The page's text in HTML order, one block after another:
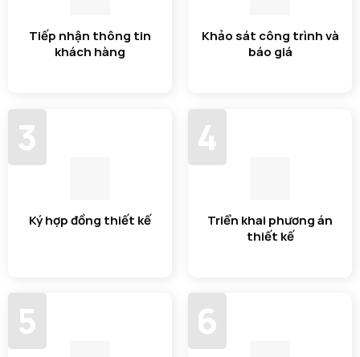
Tiếp nhận thông tin
khách hàng
Khảo sát công trình và
báo giá
Ký hợp đồng thiết kế
3
Triển khai phương án
thiết kế
4
5 6